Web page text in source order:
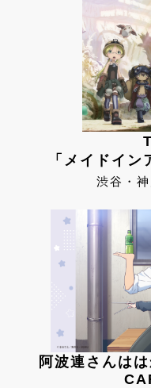
「メイドイン
渋谷・
阿波連さんは